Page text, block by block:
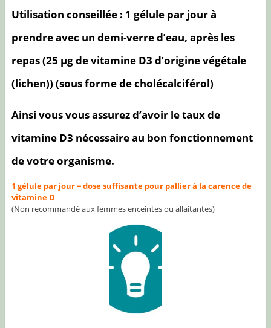
Utilisation conseillée : 1 gélule par jour à
prendre avec un demi-verre d’eau, après les
repas (25 μg de vitamine D3 d’origine végétale
(lichen)) (sous forme de cholécalciférol)
Ainsi vous vous assurez d’avoir le taux de
vitamine D3 nécessaire au bon fonctionnement
de votre organisme.
1 gélule par jour = dose suffisante pour pallier à la carence de
vitamine D
(Non recommandé aux femmes enceintes ou allaitantes)